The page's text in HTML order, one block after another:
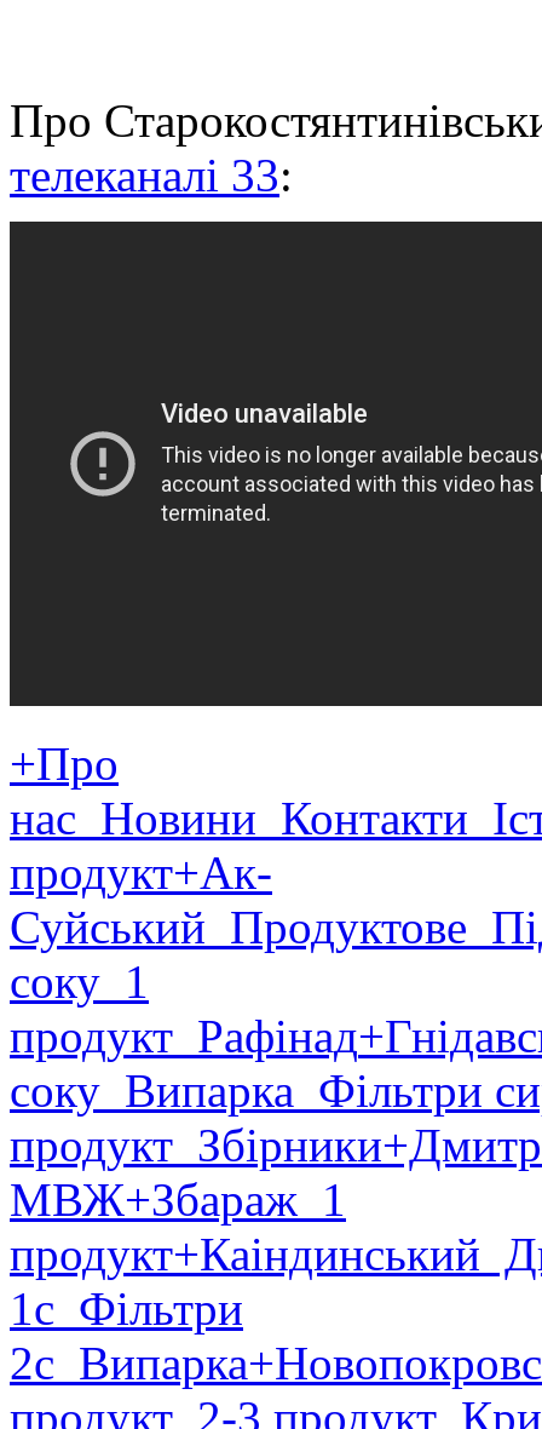
Про
телеканалі 33:
+Про
нас Новини Контакти
продукт+Ак-
Суйський Продуктове
соку 1
продукт Рафінад
соку Випарка Фільтри
продукт Збірники
МВЖ+Збараж 1
продукт+Каіндинський
1с Фільтри
2с Випарка
продукт 2-3 продукт